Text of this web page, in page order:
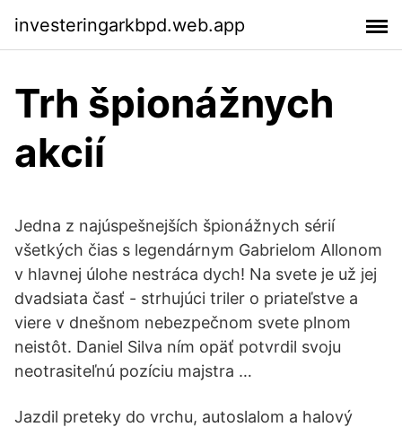
investeringarkbpd.web.app
Trh špionážnych
akcií
Jedna z najúspešnejších špionážnych sérií
všetkých čias s legendárnym Gabrielom Allonom
v hlavnej úlohe nestráca dych! Na svete je už jej
dvadsiata časť - strhujúci triler o priateľstve a
viere v dnešnom nebezpečnom svete plnom
neistôt. Daniel Silva ním opäť potvrdil svoju
neotrasiteľnú pozíciu majstra …
Jazdil preteky do vrchu, autoslalom a halový